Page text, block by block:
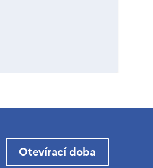
Otevírací doba